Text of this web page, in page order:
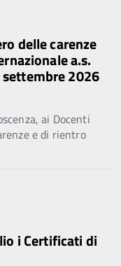
delle carenze
a.s.
2026
ai Docenti
e di rientro
i Certificati di